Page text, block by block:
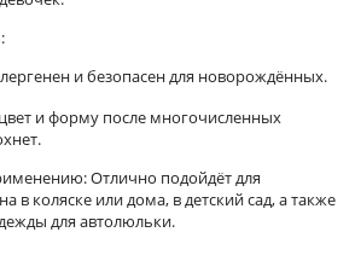
и безопасен для новорождённых.
и форму после многочисленных
Отлично подойдёт для
в коляске или дома, в детский сад, а также
для автолюльки.